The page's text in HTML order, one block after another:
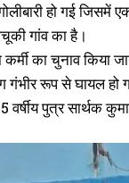
हो गई जिसमें
गांव का है।
का चुनाव किया
रूप से घायल हो
पुत्र सार्थक